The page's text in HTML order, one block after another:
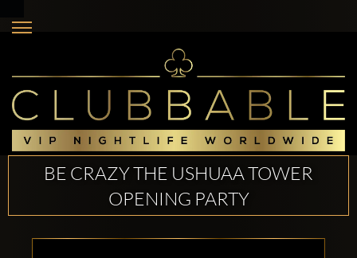
BE CRAZY THE USHUAA TOWER
OPENING PARTY